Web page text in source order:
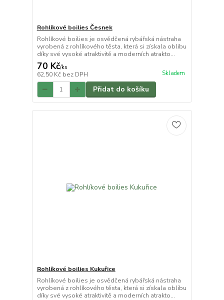
Rohlíkové boilies Česnek
Rohlíkové boilies je osvědčená rybářská nástraha
vyrobená z rohlíkového těsta, která si získala oblibu
díky své vysoké atraktivitě a moderních atrakto...
70 Kč/ks
62,50 Kč bez DPH Skladem
Přidat do košíku
Rohlíkové boilies Kukuřice
Rohlíkové boilies je osvědčená rybářská nástraha
vyrobená z rohlíkového těsta, která si získala oblibu
díky své vysoké atraktivitě a moderních atrakto...